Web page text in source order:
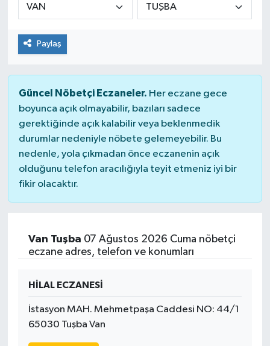
Paylaş
Güncel Nöbetçi Eczaneler. Her eczane gece
boyunca açık olmayabilir, bazıları sadece
gerektiğinde açık kalabilir veya beklenmedik
durumlar nedeniyle nöbete gelemeyebilir. Bu
nedenle, yola çıkmadan önce eczanenin açık
olduğunu telefon aracılığıyla teyit etmeniz iyi bir
fikir olacaktır.
Van Tuşba 07 Ağustos 2026 Cuma nöbetçi
eczane adres, telefon ve konumları
HİLAL ECZANESİ
İstasyon MAH. Mehmetpaşa Caddesi NO: 44/1
65030 Tuşba Van
Genel
Güncel
İlim & İrfan
Kültür & Sanat
KURDÎ
Sağlık
Sağlık & Yaşam
Spor
Yaşam